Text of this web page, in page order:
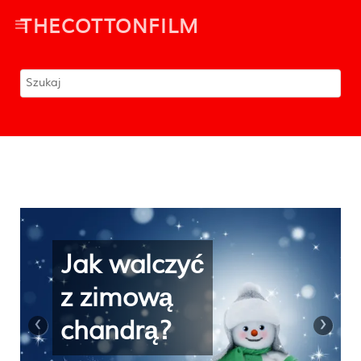
THECOTTONFILM
Wstań
wyspana i
zrelaksowana
›
‹